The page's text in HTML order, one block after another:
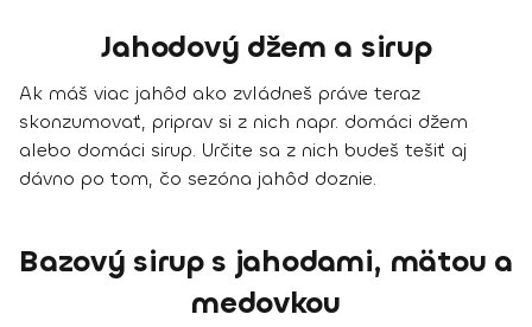
Jahodový džem a sirup
Ak máš viac jahôd ako zvládneš práve teraz
skonzumovať, priprav si z nich napr. domáci džem
alebo domáci sirup. Určite sa z nich budeš tešiť aj
dávno po tom, čo sezóna jahôd doznie.
Bazový sirup s jahodami, mätou a
medovkou